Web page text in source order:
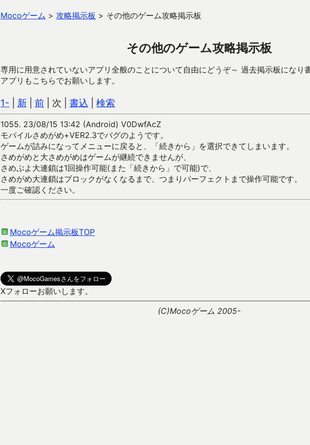
Mocoゲーム > 攻略掲示板 > その他のゲーム攻略掲示板
その他のゲーム攻略掲示板
専用に用意されていないアプリ全般のことについて自由にどうぞ～ 過去掲示板になり
アプリもこちらでお願いします。
1- 新 前 | 次 | 書込 検索
1055. 23/08/15 13:42 (Android) V0DwfAcZ
モバイルさめがめ+VER2.3でバグのようです。
ゲームが詰みになってメニューに戻ると、「続きから」を選択できてしまいます。
さめがめと大さめがめはゲームが継続できませんが、
さめぷよ大連鎖は1回操作可能(また「続きから」で可能)で、
さめがめ大連鎖はブロックがなくなるまで、つまりパーフェクトまで操作可能です。
一度ご確認ください。
Mocoゲーム掲示板TOP
Mocoゲーム
Xフォローお願いします。
(C)Mocoゲーム 2005-